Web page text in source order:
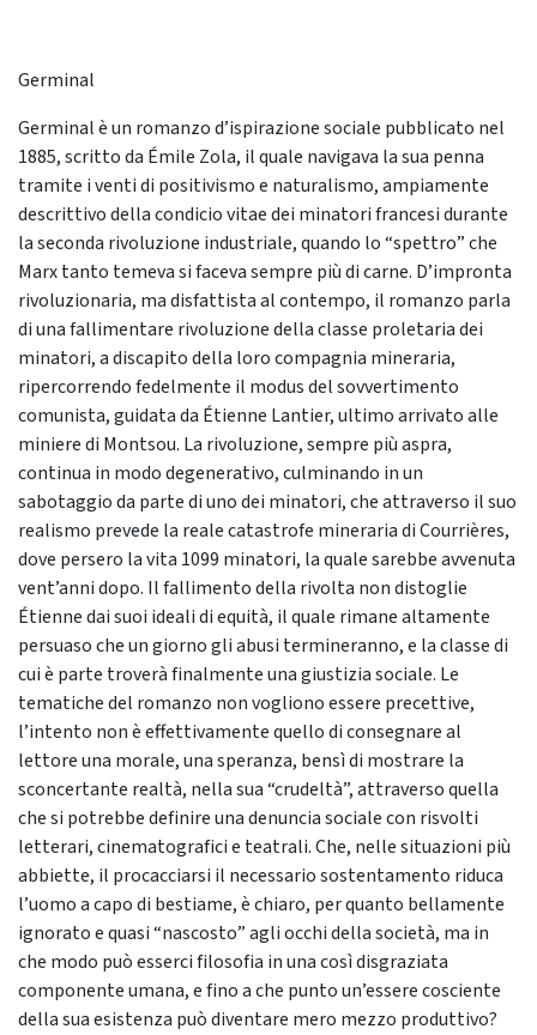
Germinal
Germinal è un romanzo d’ispirazione sociale pubblicato nel
1885, scritto da Émile Zola, il quale navigava la sua penna
tramite i venti di positivismo e naturalismo, ampiamente
descrittivo della condicio vitae dei minatori francesi durante
la seconda rivoluzione industriale, quando lo “spettro” che
Marx tanto temeva si faceva sempre più di carne. D’impronta
rivoluzionaria, ma disfattista al contempo, il romanzo parla
di una fallimentare rivoluzione della classe proletaria dei
minatori, a discapito della loro compagnia mineraria,
ripercorrendo fedelmente il modus del sovvertimento
comunista, guidata da Étienne Lantier, ultimo arrivato alle
miniere di Montsou. La rivoluzione, sempre più aspra,
continua in modo degenerativo, culminando in un
sabotaggio da parte di uno dei minatori, che attraverso il suo
realismo prevede la reale catastrofe mineraria di Courrières,
dove persero la vita 1099 minatori, la quale sarebbe avvenuta
vent’anni dopo. Il fallimento della rivolta non distoglie
Étienne dai suoi ideali di equità, il quale rimane altamente
persuaso che un giorno gli abusi termineranno, e la classe di
cui è parte troverà finalmente una giustizia sociale. Le
tematiche del romanzo non vogliono essere precettive,
l’intento non è effettivamente quello di consegnare al
lettore una morale, una speranza, bensì di mostrare la
sconcertante realtà, nella sua “crudeltà”, attraverso quella
che si potrebbe definire una denuncia sociale con risvolti
letterari, cinematografici e teatrali. Che, nelle situazioni più
abbiette, il procacciarsi il necessario sostentamento riduca
l’uomo a capo di bestiame, è chiaro, per quanto bellamente
ignorato e quasi “nascosto” agli occhi della società, ma in
che modo può esserci filosofia in una così disgraziata
componente umana, e fino a che punto un’essere cosciente
della sua esistenza può diventare mero mezzo produttivo?